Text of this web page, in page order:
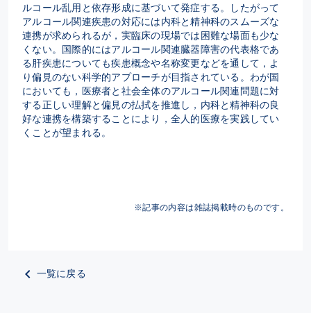
ルコール乱用と依存形成に基づいて発症する。したがって
アルコール関連疾患の対応には内科と精神科のスムーズな
連携が求められるが，実臨床の現場では困難な場面も少な
くない。国際的にはアルコール関連臓器障害の代表格であ
る肝疾患についても疾患概念や名称変更などを通して，よ
り偏見のない科学的アプローチが目指されている。わが国
においても，医療者と社会全体のアルコール関連問題に対
する正しい理解と偏見の払拭を推進し，内科と精神科の良
好な連携を構築することにより，全人的医療を実践してい
くことが望まれる。
※記事の内容は雑誌掲載時のものです。
一覧に戻る